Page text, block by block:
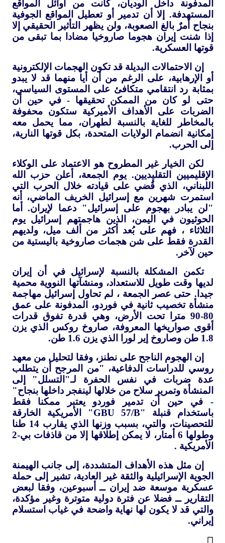
المدفونة داخل الوديان، كانت من أوائل المواقع
المستهدفة. إلا أن تدمير أو تعطيل المواقع الجوفية
بنجاح أمرٌ بالغ الصعوبة، ولن يظهر التأثير الحقيقي إلا
إذا شنت إيران هجوما صاروخيا مضادا بما تبقى من
قوتها العسكرية.
إن الاحتمالات البديلة قد تكون الهجمات الإلكترونية
أو الإرهابية، على الرغم من أن أيا منهما قد لا يبدو
بمثابة رد انتقامي متكافئ على المستوى السياسي،
حتى لو كان من الممكن تحقيقها - في حين أن
الضربات على الأهداف الأميركية ستكون محفوفة
بالمخاطر للغاية بالنسبة لطهران، مما يحمل معه
إمكانية انضمام الولايات المتحدة، بكل قوتها النارية،
إلى الحرب.
لكن الخيار غير المطروح هو الاعتماد على الوكلاء
الإقليميين التقليديين. يوم الجمعة، أعلن حزب الله
اللبناني، الذي قُضي على قيادته خلال الحرب التي
استمرت شهرين مع إسرائيل الخريف الماضي، أنه
"لن يبادر بهجوم على إسرائيل" دعما لإيران. أما
الحوثيون في اليمن، الذين هاجمتهم إسرائيل يوم
الثلاثاء ، فهم على بُعد أكثر من ألف ميل، ولديهم
القدرة فقط على شن هجمات صاروخية باليستية من
حين لآخر.
تكمن المشكلة بالنسبة لإسرائيل في أن إيران
لديها وقت طويل للاستعداد، ومنشآتها النووية محمية
جيدا. حتى عصر الجمعة ، لم تحاول إسرائيل مهاجمة
منشأة تخصيب ثانية في فوردو، المدفونة على عمق
80-90 مترا تحت الأرض، وهي قدرة تفوق قدرات
أقوى صواريخها المعروفة، صاروخ روكس الذي يزن
1.8 طن وصاروخ إير لورا الذي يزن 1.6 طن.
إن الهجوم الناجح على نطنز، وفقا لتحليل من معهد
روسي للدراسات الدفاعية، "من المرجح أن يتطلب
عدة ضربات في نفس الحفرة لـ"التسلل" إلى
المنشأة وتمرير سلاح من خلالها لينفجر داخلها بنجاح"
- في حين أن تدمير فوردو يعتبر ممكنا فقط
باستخدام قنبلة "GBU 57/B" الأمريكية الخارقة
للتحصينات، والتي، بسبب وزنها الذي يقارب 14 طنا
وطولها 6 أمتار، لا يمكن إطلاقها إلا من قاذفات بي-2
الأمريكية .
إن مثل هذه الأهداف المتشددة، إلى جانب الهيمنة
الجوية الإسرائيلية والثقة غير العادية، تشير إلى حملة
عسكرية موسعة ضد إيران ــ أسبوعين، وفقا لبعض
التقارير ــ فضلا عن فترة دولية متوترة وغير مؤكدة،
والتي قد لا يكون لها نهاية واضحة في غياب استسلام
إيراني.